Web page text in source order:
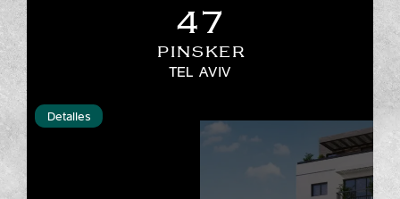
47
PINSKER
TEL AVIV
Detalles